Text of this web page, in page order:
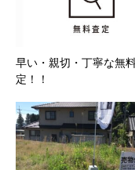
早い・親切・丁寧な無
定！！